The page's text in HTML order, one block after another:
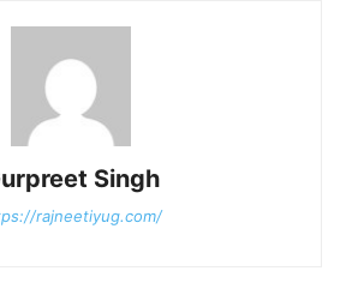
Singh
rajneetiyug.com/